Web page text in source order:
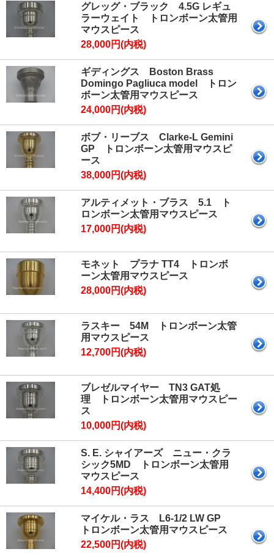
グレッグ・ブラック 4.5G レギュ
ラーウェイト トロンボーン太管用
マウスピース
28,000円(内税)
ギディングス Boston Brass
Domingo Pagliuca model トロン
ボーン太管用マウスピース
24,000円(内税)
ボブ・リーブス Clarke-L Gemini
GP トロンボーン太管用マウスピ
ース
38,000円(内税)
アルティメット・ブラス 5.1 ト
ロンボーン太管用マウスピース
17,000円(内税)
モネット プラナ TT4 トロンボ
ーン太管用マウスピース
28,000円(内税)
ラスキー 54M トロンボーン太管
用マウスピース
12,700円(内税)
ブレゼルマイヤー TN3 GAT処
理 トロンボーン太管用マウスピー
ス
10,000円(内税)
S. E. シャイアーズ ニュー・クラ
シック5MD トロンボーン太管用
マウスピース
14,400円(内税)
マイケル・ラス L6-1/2 LW GP
トロンボーン太管用マウスピース
22,500円(内税)